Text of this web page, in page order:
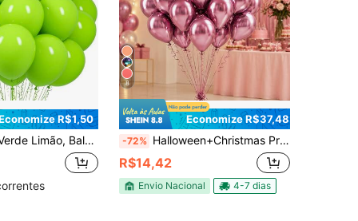
R$1,50
Podem Ser Usados para Festa com Tema de Dinossauro, Aniversário, Batizado, Formatura, Aniversário de Casamento, Decoração de Festa de Verão, Arco de Balões.
8
Economize R$37,48
-72% Halloween+Christmas Premium Metallized Balloon Various Colors N°5 C/25 Units Bladder
R$14,42
Envio Nacional 4-7 dias